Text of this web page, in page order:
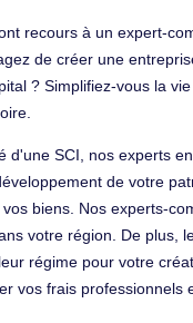
recours à un expert-
de créer une
? Simplifiez-vous la
d'une SCI, nos experts
de votre
biens. Nos experts-
votre région. De plus,
régime pour votre
vos frais professionnels